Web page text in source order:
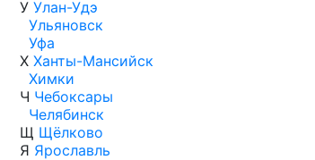
У Улан-Удэ
Ульяновск
Уфа
Х Ханты-Мансийск
Химки
Ч Чебоксары
Челябинск
Щ Щёлково
Я Ярославль